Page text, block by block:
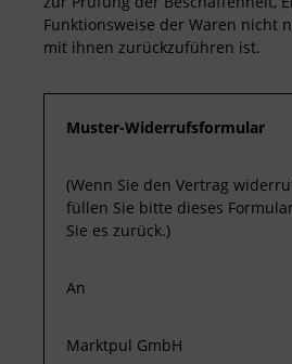
Funktionsweise der Waren nicht
mit ihnen zurückzuführen ist.
Muster-Widerrufsformular
(Wenn Sie den Vertrag
füllen Sie bitte dieses
Sie es zurück.)
An
Marktpul GmbH